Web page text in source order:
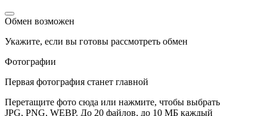
Обмен возможен
Укажите, если вы готовы рассмотреть обмен
Фотографии
Первая фотография станет главной
Перетащите фото сюда или нажмите, чтобы выбрать
JPG, PNG, WEBP. До 20 файлов, до 10 МБ каждый